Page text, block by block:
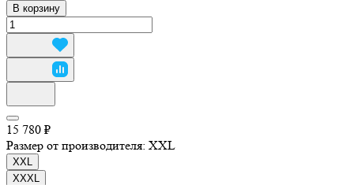
В корзину
15 780 ₽
Размер от производителя: XXL
XXL
XXXL